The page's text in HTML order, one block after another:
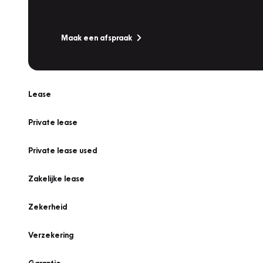
Maak een afspraak
Lease
Private lease
Private lease used
Zakelijke lease
Zekerheid
Verzekering